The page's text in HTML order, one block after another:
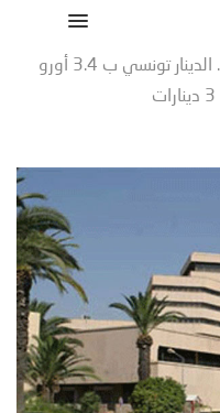
تواصل الانهيار .. الدينار تونسي ب 3.4 أورو